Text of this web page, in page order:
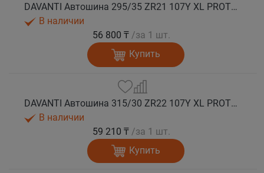
DAVANTI Автошина 295/35 ZR21 107Y XL PROTOURA SPORT RPR лето
В наличии
56 800 ₸ /за 1 шт.
Купить
DAVANTI Автошина 315/30 ZR22 107Y XL PROTOURA SPORT RPR лето
В наличии
59 210 ₸ /за 1 шт.
Купить